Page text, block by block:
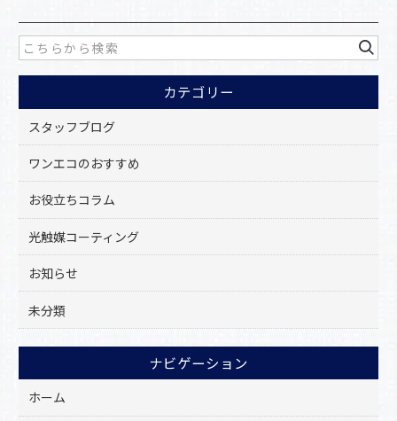
e
b
o
o
k
カテゴリー
スタッフブログ
ワンエコのおすすめ
お役立ちコラム
光触媒コーティング
お知らせ
未分類
ナビゲーション
ホーム